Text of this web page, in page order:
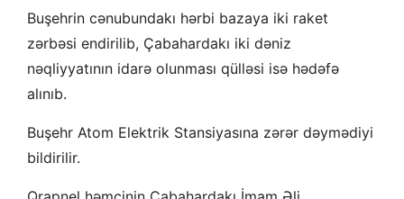
Buşehrin cənubundakı hərbi bazaya iki raket
zərbəsi endirilib, Çabahardakı iki dəniz
nəqliyyatının idarə olunması qülləsi isə hədəfə
alınıb.
Buşehr Atom Elektrik Stansiyasına zərər dəymədiyi
bildirilir.